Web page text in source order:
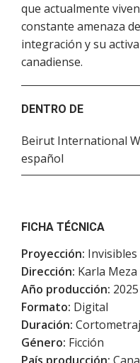
que actualmente
constante amenaza
integración y su
canadiense.
DENTRO DE
Beirut International
español
FICHA TÉCNICA
Proyección: Invisibles
Dirección: Karla Meza
Año producción: 2025
Formato: Digital
Duración:
Género: Ficción